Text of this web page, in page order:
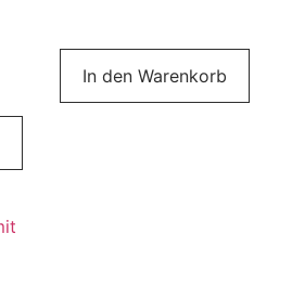
In den Warenkorb